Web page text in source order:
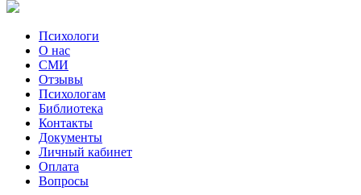
Психологи
О нас
СМИ
Отзывы
Психологам
Библиотека
Контакты
Документы
Личный кабинет
Оплата
Вопросы